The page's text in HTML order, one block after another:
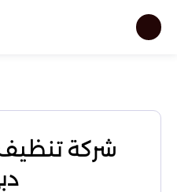
شركة تنظيف